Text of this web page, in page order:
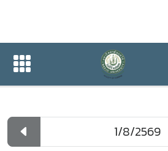
ปฏิทินกิจกรรมของห
ปฏิทินกิจกรรมของหน่วยงาน